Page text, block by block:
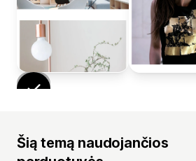
Šią temą naudojančios